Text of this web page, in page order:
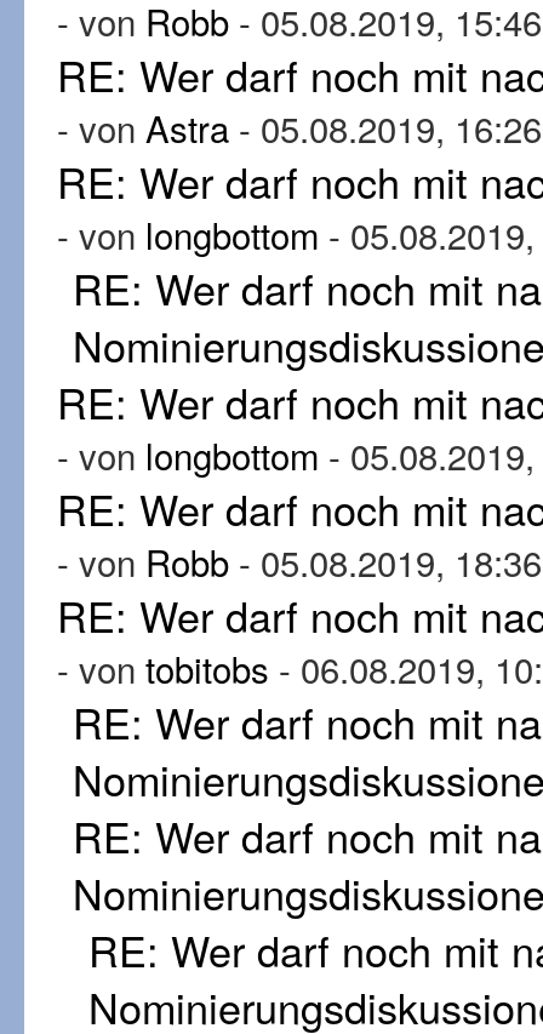
- von Robb - 05.08.2019, 15:46
RE: Wer darf noch mit
- von Astra - 05.08.2019, 16:26
RE: Wer darf noch mit
- von longbottom -
RE: Wer darf noch mit
RE: Wer darf noch mit
- von longbottom -
RE: Wer darf noch mit
- von Robb - 05.08.2019, 18:36
RE: Wer darf noch mit
- von tobitobs - 06.08.2019,
RE: Wer darf noch mit
RE: Wer darf noch mit
RE: Wer darf noch mit